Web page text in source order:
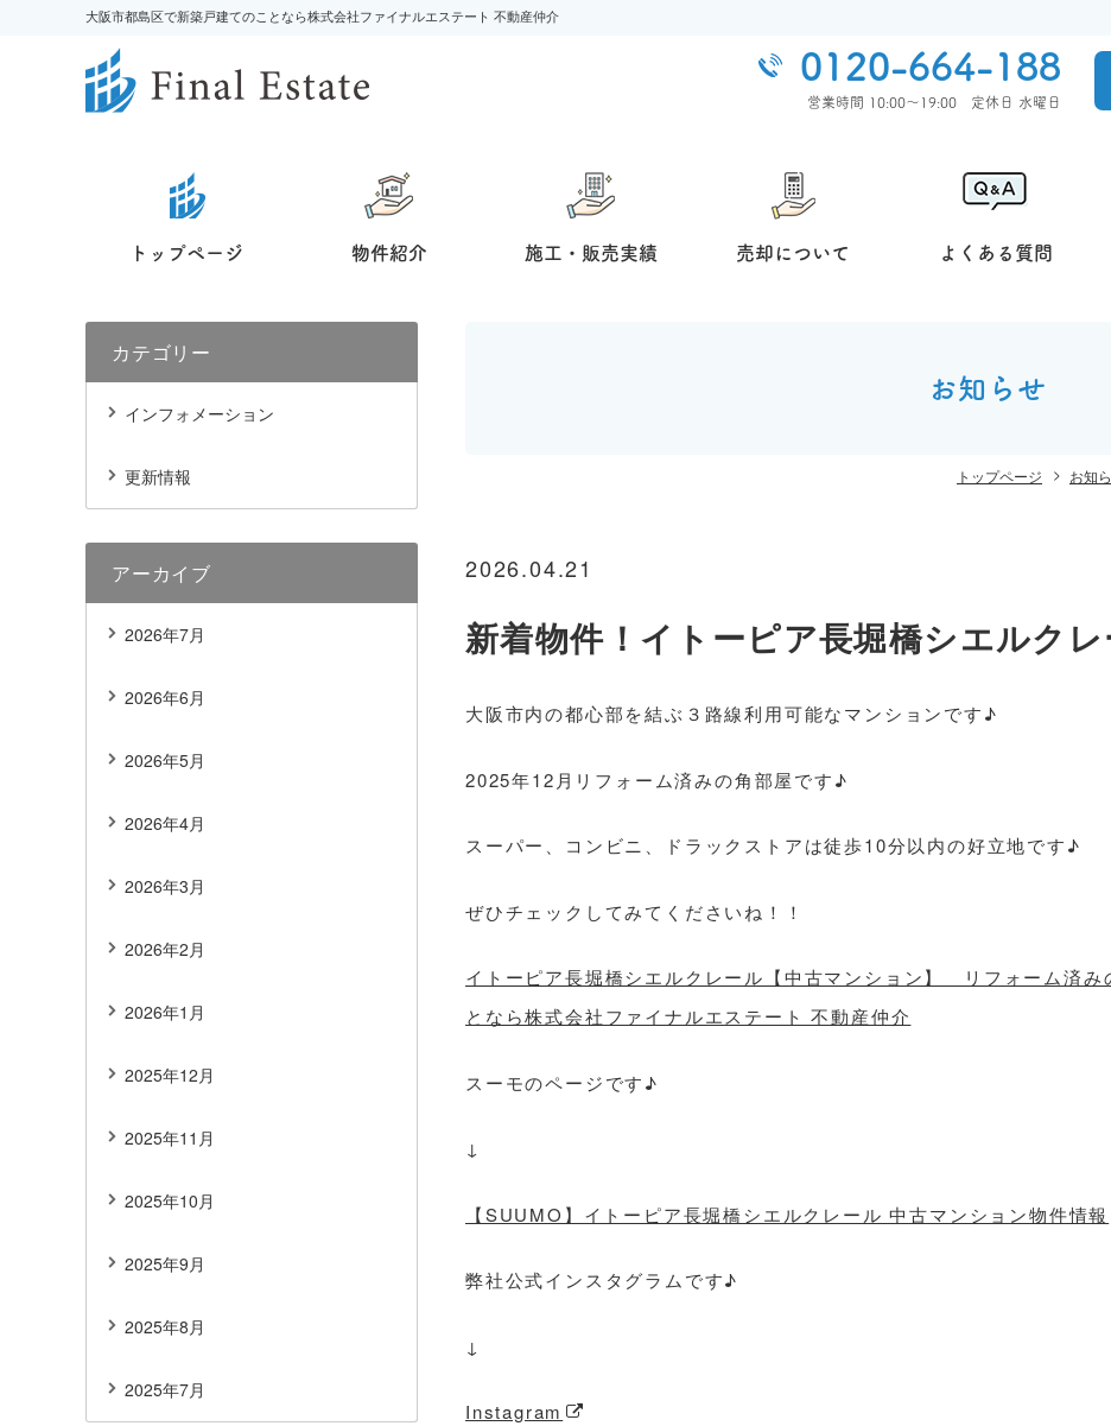
大阪市都島区で新築戸建てのことなら株式会社ファイナルエステート 不動産仲介
0120-664-188
営業時間 10:00〜19:00 定休⽇ ⽔曜⽇
トップページ 物件紹介 施工・販売実績 売却について よくある質問
お知らせ
トップページ お知
2026.04.21
新着物件！イトーピア長堀橋シエルクレ
大阪市内の都心部を結ぶ３路線利用可能なマンションです♪
2025年12月リフォーム済みの角部屋です♪
スーパー、コンビニ、ドラックストアは徒歩10分以内の好立地です♪
ぜひチェックしてみてくださいね！！
イトーピア長堀橋シエルクレール【中古マンション】 リフォーム済
となら株式会社ファイナルエステート 不動産仲介
スーモのページです♪
↓
【SUUMO】イトーピア長堀橋シエルクレール 中古マンション物件情報
弊社公式インスタグラムです♪
↓
Instagram
カテゴリー
インフォメーション
更新情報
アーカイブ
2026年7月
2026年6月
2026年5月
2026年4月
2026年3月
2026年2月
2026年1月
2025年12月
2025年11月
2025年10月
2025年9月
2025年8月
2025年7月